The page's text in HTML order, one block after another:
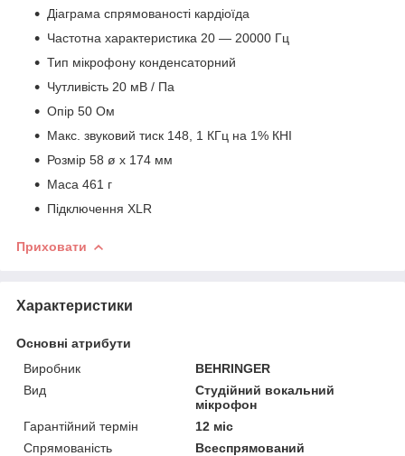
Діаграма спрямованості кардіоїда
Частотна характеристика 20 — 20000 Гц
Тип мікрофону конденсаторний
Чутливість 20 мВ / Па
Опір 50 Ом
Макс. звуковий тиск 148, 1 КГц на 1% КНІ
Розмір 58 ø х 174 мм
Маса 461 г
Підключення XLR
Приховати
Характеристики
Основні атрибути
Виробник
BEHRINGER
Вид
Студійний вокальний
мікрофон
Гарантійний термін
12 міс
Спрямованість
Всеспрямований